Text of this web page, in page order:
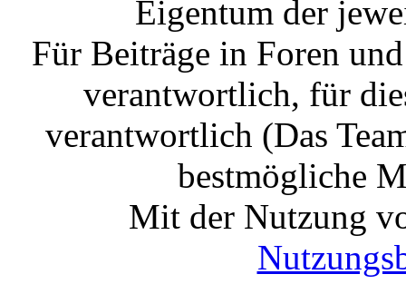
Eigentum der
Für Beiträge in Foren
verantwortlich, für
verantwortlich (Das
bestmögliche
Mit der Nutzung